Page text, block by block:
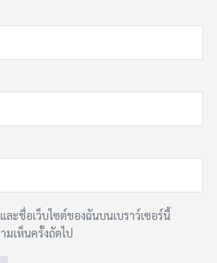
ะชื่อเว็บไซต์ของฉันบนเบราว์เซอร์นี้
มเห็นครั้งถัดไป